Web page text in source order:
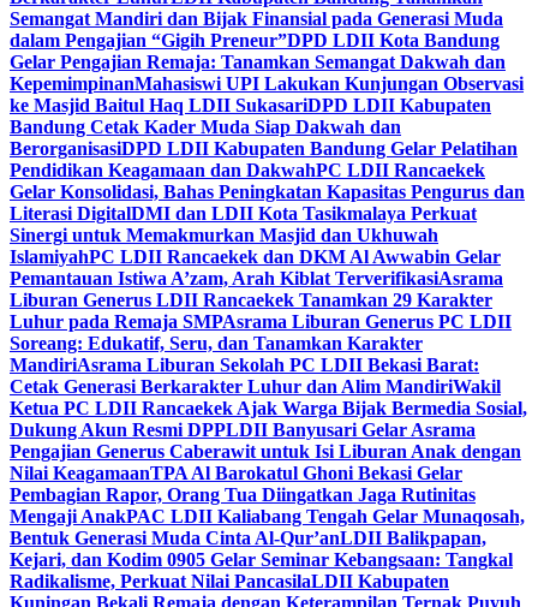
Semangat Mandiri dan Bijak Finansial pada Generasi Muda
dalam Pengajian “Gigih Preneur”DPD LDII Kota Bandung
Gelar Pengajian Remaja: Tanamkan Semangat Dakwah dan
KepemimpinanMahasiswi UPI Lakukan Kunjungan Observasi
ke Masjid Baitul Haq LDII SukasariDPD LDII Kabupaten
Bandung Cetak Kader Muda Siap Dakwah dan
BerorganisasiDPD LDII Kabupaten Bandung Gelar Pelatihan
Pendidikan Keagamaan dan DakwahPC LDII Rancaekek
Gelar Konsolidasi, Bahas Peningkatan Kapasitas Pengurus dan
Literasi DigitalDMI dan LDII Kota Tasikmalaya Perkuat
Sinergi untuk Memakmurkan Masjid dan Ukhuwah
IslamiyahPC LDII Rancaekek dan DKM Al Awwabin Gelar
Pemantauan Istiwa A’zam, Arah Kiblat TerverifikasiAsrama
Liburan Generus LDII Rancaekek Tanamkan 29 Karakter
Luhur pada Remaja SMPAsrama Liburan Generus PC LDII
Soreang: Edukatif, Seru, dan Tanamkan Karakter
MandiriAsrama Liburan Sekolah PC LDII Bekasi Barat:
Cetak Generasi Berkarakter Luhur dan Alim MandiriWakil
Ketua PC LDII Rancaekek Ajak Warga Bijak Bermedia Sosial,
Dukung Akun Resmi DPPLDII Banyusari Gelar Asrama
Pengajian Generus Caberawit untuk Isi Liburan Anak dengan
Nilai KeagamaanTPA Al Barokatul Ghoni Bekasi Gelar
Pembagian Rapor, Orang Tua Diingatkan Jaga Rutinitas
Mengaji AnakPAC LDII Kaliabang Tengah Gelar Munaqosah,
Bentuk Generasi Muda Cinta Al-Qur’anLDII Balikpapan,
Kejari, dan Kodim 0905 Gelar Seminar Kebangsaan: Tangkal
Radikalisme, Perkuat Nilai PancasilaLDII Kabupaten